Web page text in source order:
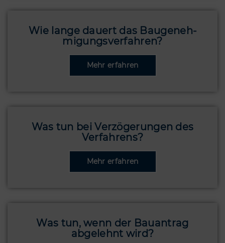
Wie lange dauert das Bau­ge­neh­
migungs­verfahren?
Was tun bei Verzögerungen des
Verfahrens?
Was tun, wenn der Bauantrag
abgelehnt wird?